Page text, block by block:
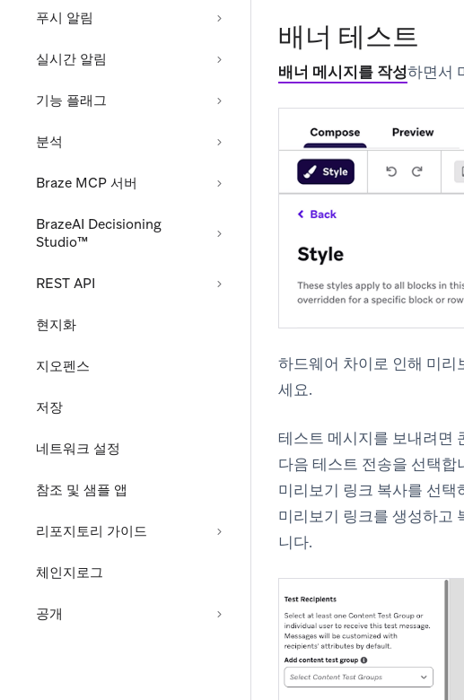
푸시 알림
실시간 알림
기능 플래그
분석
Braze MCP 서버
BrazeAI Decisioning
Studio™
REST API
현지화
지오펜스
저장
네트워크 설정
참조 및 샘플 앱
리포지토리 가이드
체인지로그
공개
배너 테스트
배너 메시지를 작성하면서
하드웨어 차이로 인해 미
세요.
테스트 메시지를 보내려면
다음 테스트 전송을 선택합
미리보기 링크 복사를 선택
미리보기 링크를 생성하고
니다.